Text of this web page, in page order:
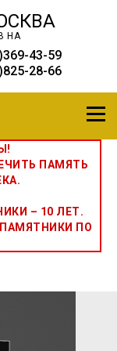
43-59
28-66
НА
ПАМЯТЬ
– 10 ЛЕТ.
ПО